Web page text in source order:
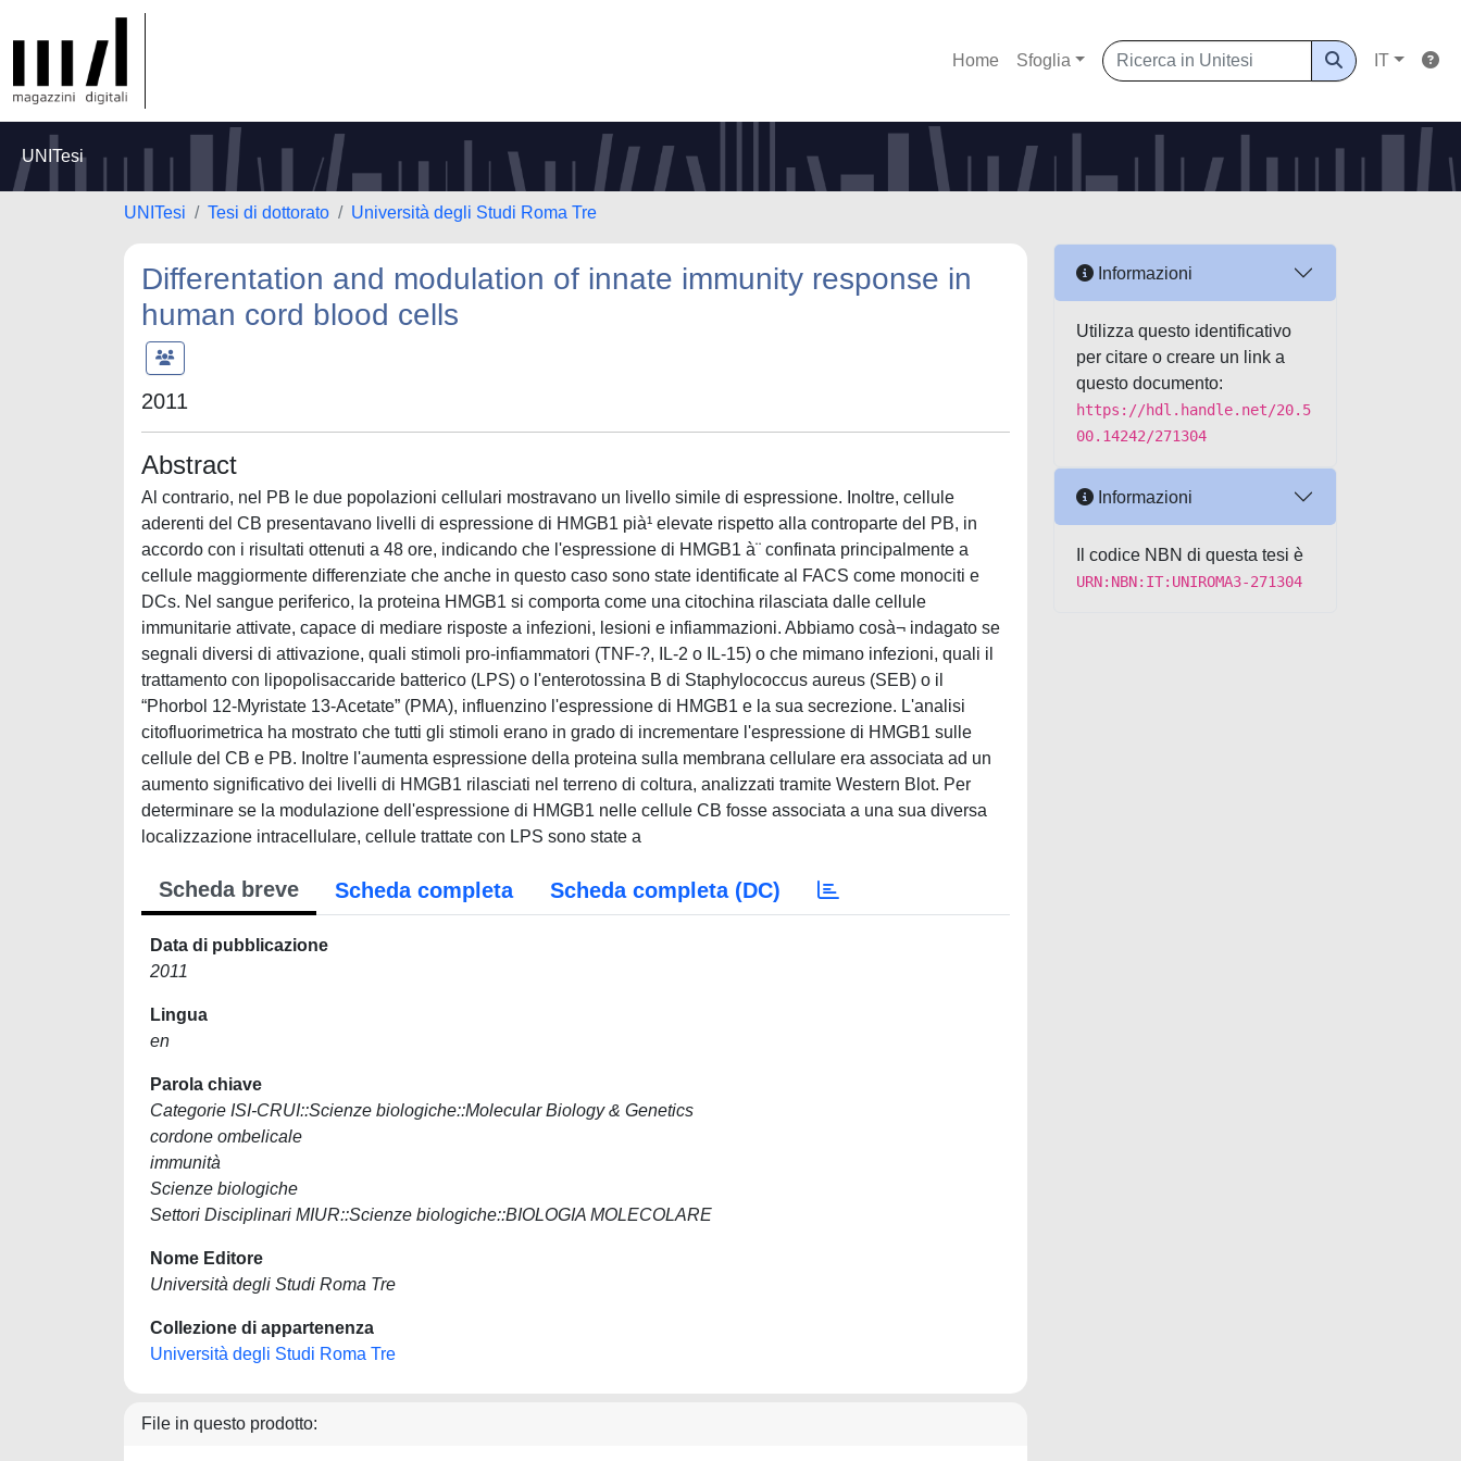
Home Sfoglia IT
UNITesi
UNITesi Tesi di dottorato Università degli Studi Roma Tre
Differentation and modulation of innate immunity response in
human cord blood cells
2011
Abstract
Al contrario, nel PB le due popolazioni cellulari mostravano un livello simile di espressione. Inoltre, cellule
aderenti del CB presentavano livelli di espressione di HMGB1 pià¹ elevate rispetto alla controparte del PB, in
accordo con i risultati ottenuti a 48 ore, indicando che l'espressione di HMGB1 à¨ confinata principalmente a
cellule maggiormente differenziate che anche in questo caso sono state identificate al FACS come monociti e
DCs. Nel sangue periferico, la proteina HMGB1 si comporta come una citochina rilasciata dalle cellule
immunitarie attivate, capace di mediare risposte a infezioni, lesioni e infiammazioni. Abbiamo cosà¬ indagato se
segnali diversi di attivazione, quali stimoli pro-infiammatori (TNF-?, IL-2 o IL-15) o che mimano infezioni, quali il
trattamento con lipopolisaccaride batterico (LPS) o l'enterotossina B di Staphylococcus aureus (SEB) o il
“Phorbol 12-Myristate 13-Acetate” (PMA), influenzino l'espressione di HMGB1 e la sua secrezione. L'analisi
citofluorimetrica ha mostrato che tutti gli stimoli erano in grado di incrementare l'espressione di HMGB1 sulle
cellule del CB e PB. Inoltre l'aumenta espressione della proteina sulla membrana cellulare era associata ad un
aumento significativo dei livelli di HMGB1 rilasciati nel terreno di coltura, analizzati tramite Western Blot. Per
determinare se la modulazione dell'espressione di HMGB1 nelle cellule CB fosse associata a una sua diversa
localizzazione intracellulare, cellule trattate con LPS sono state a
Scheda breve Scheda completa Scheda completa (DC)
Data di pubblicazione
2011
Lingua
en
Parola chiave
Categorie ISI-CRUI::Scienze biologiche::Molecular Biology & Genetics
cordone ombelicale
immunità
Scienze biologiche
Settori Disciplinari MIUR::Scienze biologiche::BIOLOGIA MOLECOLARE
Nome Editore
Università degli Studi Roma Tre
Collezione di appartenenza
Università degli Studi Roma Tre
File in questo prodotto:
Informazioni
Utilizza questo identificativo
per citare o creare un link a
questo documento:
https://hdl.handle.net/20.5
00.14242/271304
Informazioni
Il codice NBN di questa tesi è
URN:NBN:IT:UNIROMA3-271304